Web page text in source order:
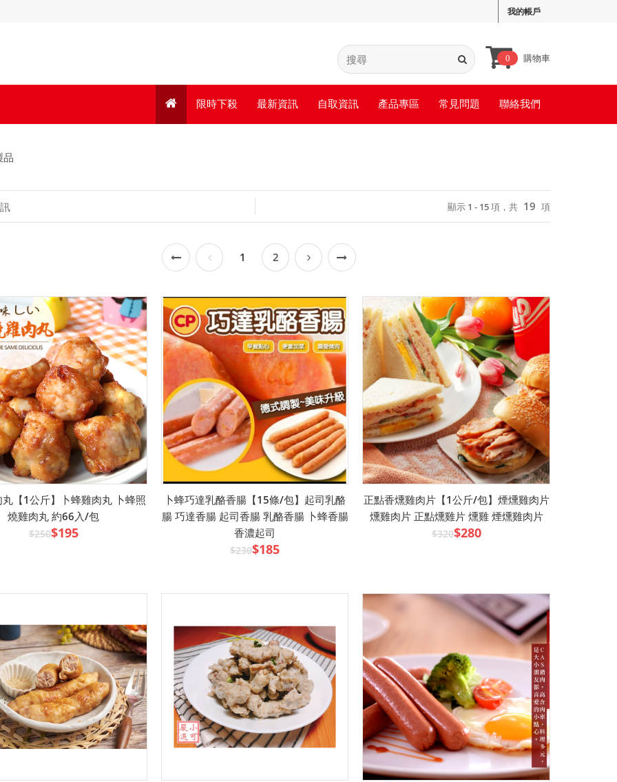
我的帳戶
0 購物車
限時下殺 最新資訊 自取資訊 產品專區 常見問題 聯絡我們
品
顯示 1 - 15 項，共 19 項
1 2
【1公斤】卜蜂雞肉丸 卜蜂照
燒雞肉丸 約66入/包
$250$195
卜蜂巧達乳酪香腸【15條/包】起司乳酪
腸 巧達香腸 起司香腸 乳酪香腸 卜蜂香腸
香濃起司
$230$185
正點香燻雞肉片【1公斤/包】煙燻雞肉片
燻雞肉片 正點燻雞片 燻雞 煙燻雞肉片
$320$280